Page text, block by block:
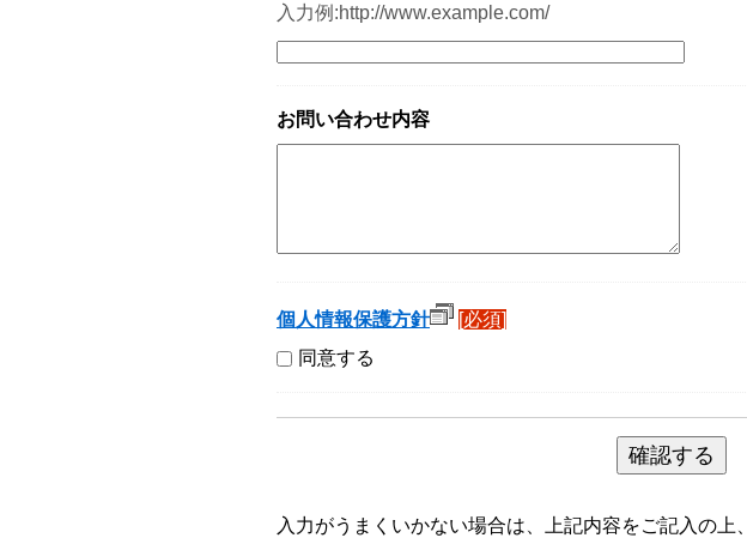
入力例:http://www.example.com/
お問い合わせ内容
個人情報保護方針
[必須]
同意する
入力がうまくいかない場合は、上記内容をご記入の上、